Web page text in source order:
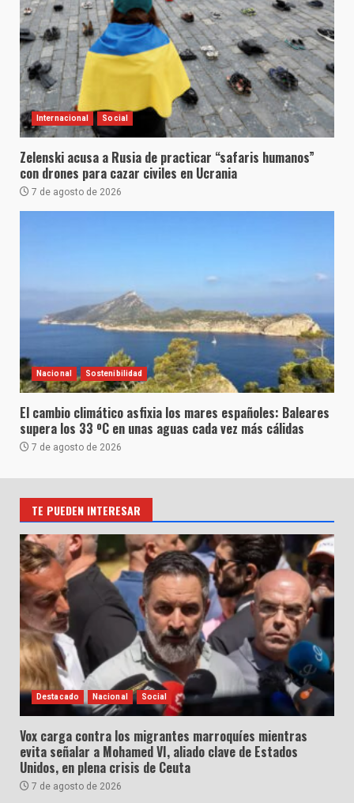
Internacional Social
Zelenski acusa a Rusia de practicar “safaris humanos”
con drones para cazar civiles en Ucrania
7 de agosto de 2026
Nacional Sostenibilidad
El cambio climático asfixia los mares españoles: Baleares
supera los 33 ºC en unas aguas cada vez más cálidas
7 de agosto de 2026
TE PUEDEN INTERESAR
Destacado Nacional Social
Vox carga contra los migrantes marroquíes mientras
evita señalar a Mohamed VI, aliado clave de Estados
Unidos, en plena crisis de Ceuta
7 de agosto de 2026